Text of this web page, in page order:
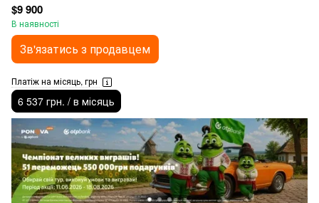
$9 900
В наявності
Зв'язатись з продавцем
Платіж на місяць, грн
6 537 грн. / в місяць